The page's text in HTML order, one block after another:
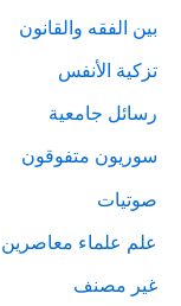
بين الفقه والقانون
تزكية الأنفس
رسائل جامعية
سوريون متفوقون
صوتيات
علم علماء معاصرين
غير مصنف